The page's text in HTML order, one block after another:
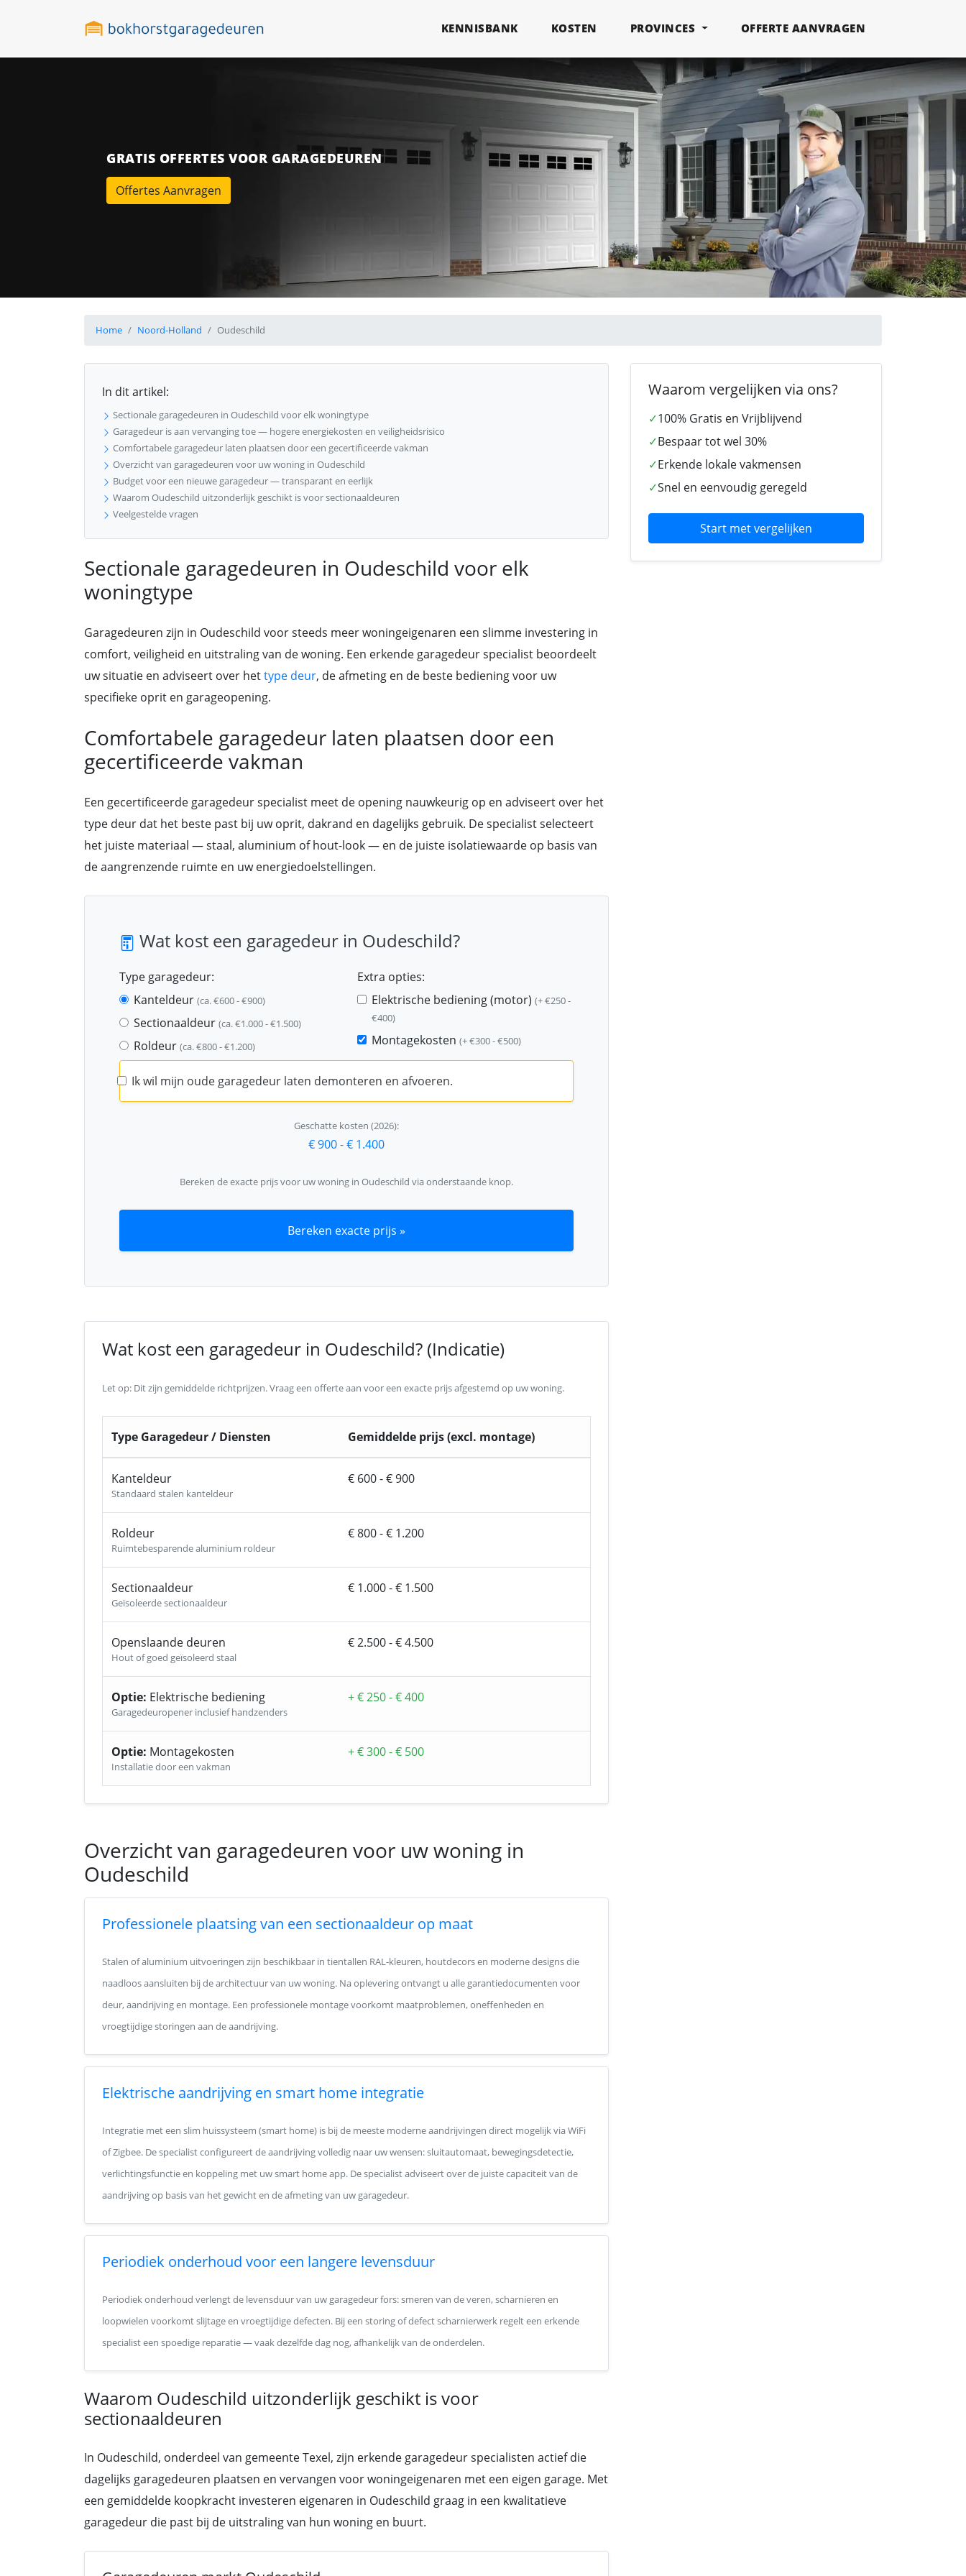
KENNISBANK KOSTEN PROVINCES OFFERTE AANVRAGEN
GRATIS OFFERTES VOOR GARAGEDEUREN
Offertes Aanvragen
Home Noord-Holland Oudeschild
In dit artikel:
Sectionale garagedeuren in Oudeschild voor elk woningtype
Garagedeur is aan vervanging toe — hogere energiekosten en veiligheidsrisico
Comfortabele garagedeur laten plaatsen door een gecertificeerde vakman
Overzicht van garagedeuren voor uw woning in Oudeschild
Budget voor een nieuwe garagedeur — transparant en eerlijk
Waarom Oudeschild uitzonderlijk geschikt is voor sectionaaldeuren
Veelgestelde vragen
Sectionale garagedeuren in Oudeschild voor elk
woningtype
Garagedeuren zijn in Oudeschild voor steeds meer woningeigenaren een slimme investering in
comfort, veiligheid en uitstraling van de woning. Een erkende garagedeur specialist beoordeelt
uw situatie en adviseert over hettype deur, de afmeting en de beste bediening voor uw
specifieke oprit en garageopening.
Comfortabele garagedeur laten plaatsen door een
gecertificeerde vakman
Een gecertificeerde garagedeur specialist meet de opening nauwkeurig op en adviseert over het
type deur dat het beste past bij uw oprit, dakrand en dagelijks gebruik. De specialist selecteert
het juiste materiaal — staal, aluminium of hout-look — en de juiste isolatiewaarde op basis van
de aangrenzende ruimte en uw energiedoelstellingen.
Wat kost een garagedeur in Oudeschild?
Type garagedeur:
Kanteldeur (ca. €600 - €900)
Sectionaaldeur (ca. €1.000 - €1.500)
Roldeur (ca. €800 - €1.200)
Extra opties:
Elektrische bediening (motor) (+ €250 -
€400)
Montagekosten (+ €300 - €500)
Ik wil mijn oude garagedeur laten demonteren en afvoeren.
Geschatte kosten (2026):
€ 900-€ 1.400
Bereken de exacte prijs voor uw woning in Oudeschild via onderstaande knop.
Bereken exacte prijs »
Wat kost een garagedeur in Oudeschild? (Indicatie)
Let op: Dit zijn gemiddelde richtprijzen. Vraag een offerte aan voor een exacte prijs afgestemd op uw woning.
Type Garagedeur / Diensten Gemiddelde prijs (excl. montage)
Kanteldeur
Standaard stalen kanteldeur
€ 600 - € 900
Roldeur
Ruimtebesparende aluminium roldeur
€ 800 - € 1.200
Sectionaaldeur
Geïsoleerde sectionaaldeur
€ 1.000 - € 1.500
Openslaande deuren
Hout of goed geïsoleerd staal
€ 2.500 - € 4.500
Optie: Elektrische bediening
Garagedeuropener inclusief handzenders
+ € 250 - € 400
Optie: Montagekosten
Installatie door een vakman
+ € 300 - € 500
Overzicht van garagedeuren voor uw woning in
Oudeschild
Professionele plaatsing van een sectionaaldeur op maat
Stalen of aluminium uitvoeringen zijn beschikbaar in tientallen RAL-kleuren, houtdecors en moderne designs die
naadloos aansluiten bij de architectuur van uw woning. Na oplevering ontvangt u alle garantiedocumenten voor
deur, aandrijving en montage. Een professionele montage voorkomt maatproblemen, oneffenheden en
vroegtijdige storingen aan de aandrijving.
Elektrische aandrijving en smart home integratie
Integratie met een slim huissysteem (smart home) is bij de meeste moderne aandrijvingen direct mogelijk via WiFi
of Zigbee. De specialist configureert de aandrijving volledig naar uw wensen: sluitautomaat, bewegingsdetectie,
verlichtingsfunctie en koppeling met uw smart home app. De specialist adviseert over de juiste capaciteit van de
aandrijving op basis van het gewicht en de afmeting van uw garagedeur.
Periodiek onderhoud voor een langere levensduur
Periodiek onderhoud verlengt de levensduur van uw garagedeur fors: smeren van de veren, scharnieren en
loopwielen voorkomt slijtage en vroegtijdige defecten. Bij een storing of defect scharnierwerk regelt een erkende
specialist een spoedige reparatie — vaak dezelfde dag nog, afhankelijk van de onderdelen.
Waarom Oudeschild uitzonderlijk geschikt is voor
sectionaaldeuren
In Oudeschild, onderdeel van gemeente Texel, zijn erkende garagedeur specialisten actief die
dagelijks garagedeuren plaatsen en vervangen voor woningeigenaren met een eigen garage. Met
een gemiddelde koopkracht investeren eigenaren in Oudeschild graag in een kwalitatieve
garagedeur die past bij de uitstraling van hun woning en buurt.
Waarom vergelijken via ons?
✓100% Gratis en Vrijblijvend
✓Bespaar tot wel 30%
✓Erkende lokale vakmensen
✓Snel en eenvoudig geregeld
Start met vergelijken